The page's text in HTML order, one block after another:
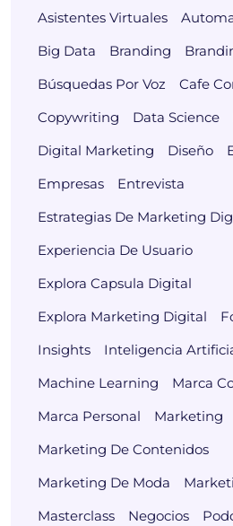
Asistentes Virtuales
Big Data
Branding
Búsquedas Por Voz
Cafe
Copywriting
Data Science
Digital Marketing
Diseño
Empresas
Entrevista
Estrategias De Marketing
Experiencia De Usuario
Explora Capsula Digital
Explora Marketing Digital
Insights
Inteligencia
Machine Learning
Marca
Marca Personal
Marketing
Marketing De Contenidos
Marketing De Moda
Masterclass
Negocios